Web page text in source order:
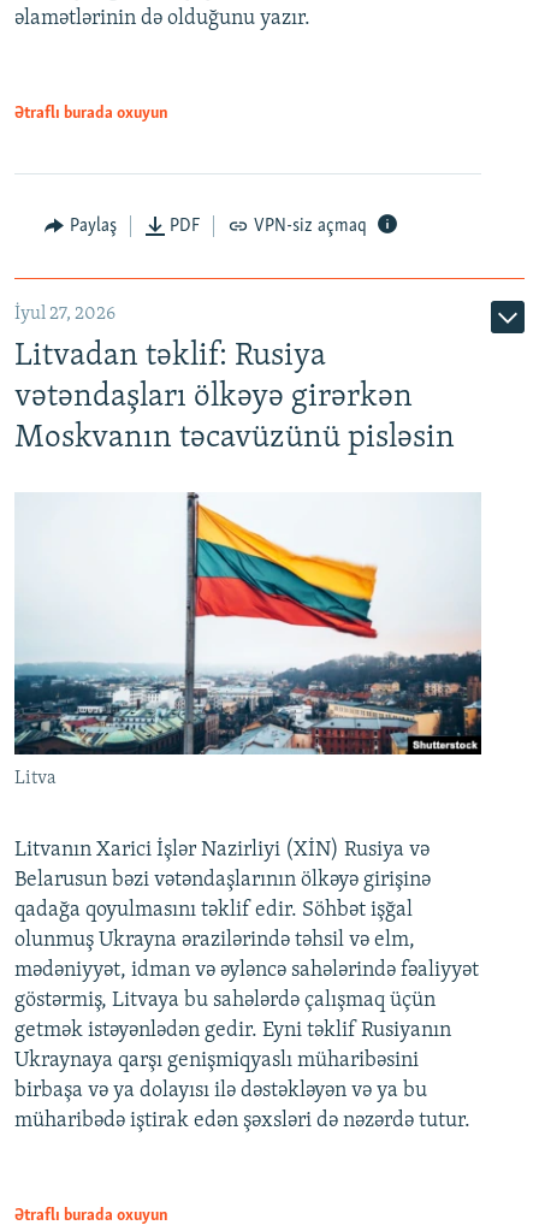
əlamətlərinin də olduğunu yazır.
Ətraflı burada oxuyun
Paylaş PDF VPN-siz açmaq
İyul 27, 2026
Litvadan təklif: Rusiya
vətəndaşları ölkəyə girərkən
Moskvanın təcavüzünü pisləsin
Litva
Litvanın Xarici İşlər Nazirliyi (XİN) Rusiya və
Belarusun bəzi vətəndaşlarının ölkəyə girişinə
qadağa qoyulmasını təklif edir. Söhbət işğal
olunmuş Ukrayna ərazilərində təhsil və elm,
mədəniyyət, idman və əyləncə sahələrində fəaliyyət
göstərmiş, Litvaya bu sahələrdə çalışmaq üçün
getmək istəyənlədən gedir. Eyni təklif Rusiyanın
Ukraynaya qarşı genişmiqyaslı müharibəsini
birbaşa və ya dolayısı ilə dəstəkləyən və ya bu
müharibədə iştirak edən şəxsləri də nəzərdə tutur.
Ətraflı burada oxuyun